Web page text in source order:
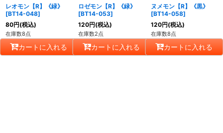
レオモン【R】《緑》
[BT14-048]
80円(税込)
在庫数8点
カートに入れる
ロゼモン【R】《緑》
[BT14-053]
120円(税込)
在庫数2点
カートに入れる
ヌメモン【R】《黒》
[BT14-058]
120円(税込)
在庫数8点
カートに入れる